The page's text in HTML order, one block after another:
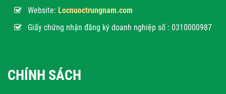
Website: Locnuoctrungnam.com
Giấy chứng nhận đăng ký doanh nghiệp số : 0310000987
CHÍNH SÁCH